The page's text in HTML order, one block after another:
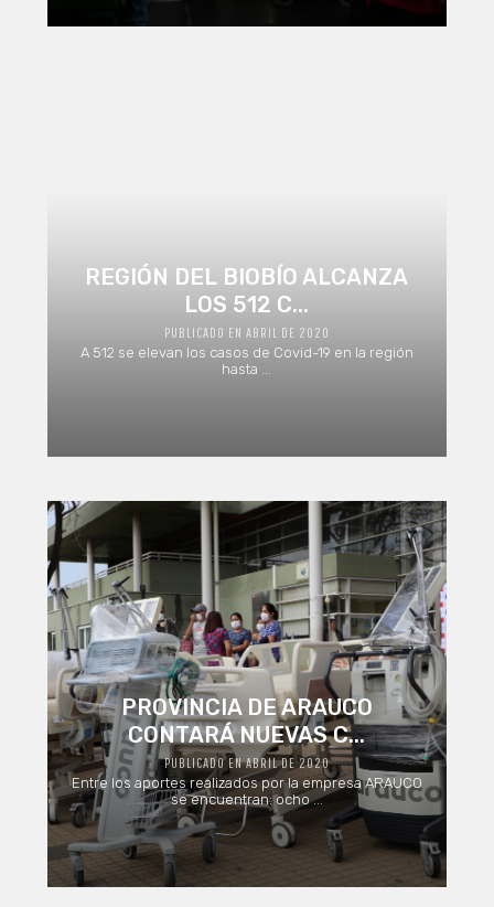
REGIÓN DEL BIOBÍO ALCANZA
LOS 512 C...
PUBLICADO EN ABRIL DE 2020
A 512 se elevan los casos de Covid-19 en la región
hasta ...
PROVINCIA DE ARAUCO
CONTARÁ NUEVAS C...
PUBLICADO EN ABRIL DE 2020
Entre los aportes realizados por la empresa ARAUCO
se encuentran: ocho ...